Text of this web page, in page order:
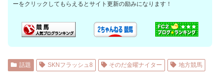
ーをクリックしてもらえるとサイト更新の励みになります！
話題 SKNフラッシュ8 そのだ金曜ナイター 地方競馬